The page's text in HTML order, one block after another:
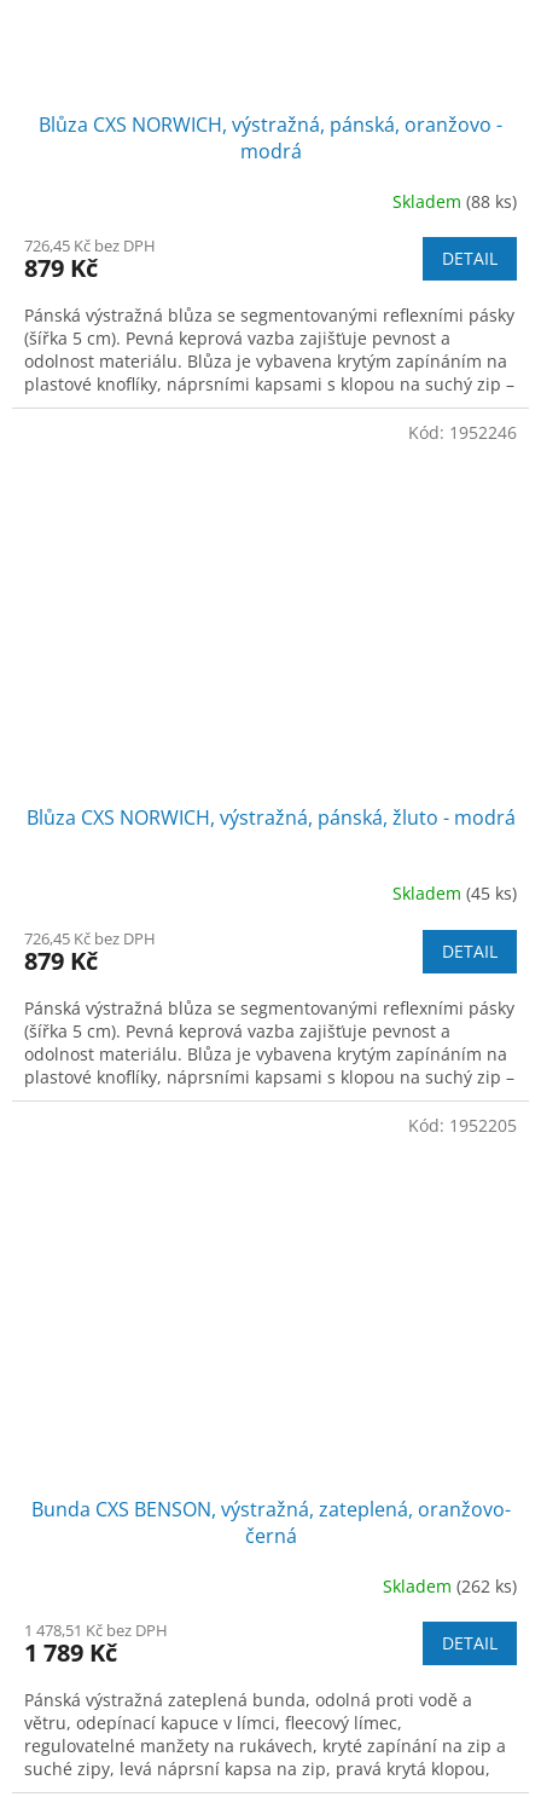
Blůza CXS NORWICH, výstražná, pánská, oranžovo -
modrá
Skladem (88 ks)
726,45 Kč bez DPH
879 Kč DETAIL
Pánská výstražná blůza se segmentovanými reflexními pásky
(šířka 5 cm). Pevná keprová vazba zajišťuje pevnost a
odolnost materiálu. Blůza je vybavena krytým zapínáním na
plastové knoflíky, náprsními kapsami s klopou na suchý zip –
levá se skrytou kap
Blůza CXS NORWICH, výstražná, pánská, žluto - modrá
Skladem (45 ks)
726,45 Kč bez DPH
879 Kč DETAIL
Pánská výstražná blůza se segmentovanými reflexními pásky
(šířka 5 cm). Pevná keprová vazba zajišťuje pevnost a
odolnost materiálu. Blůza je vybavena krytým zapínáním na
plastové knoflíky, náprsními kapsami s klopou na suchý zip –
levá se skrytou kap
Kód: 1952246
Bunda CXS BENSON, výstražná, zateplená, oranžovo-
černá
Skladem (262 ks)
1 478,51 Kč bez DPH
1 789 Kč DETAIL
Pánská výstražná zateplená bunda, odolná proti vodě a
větru, odepínací kapuce v límci, fleecový límec,
regulovatelné manžety na rukávech, kryté zapínání na zip a
suché zipy, levá náprsní kapsa na zip, pravá krytá klopou,
boční kapsy na zip, segmentov
Kód: 1952205